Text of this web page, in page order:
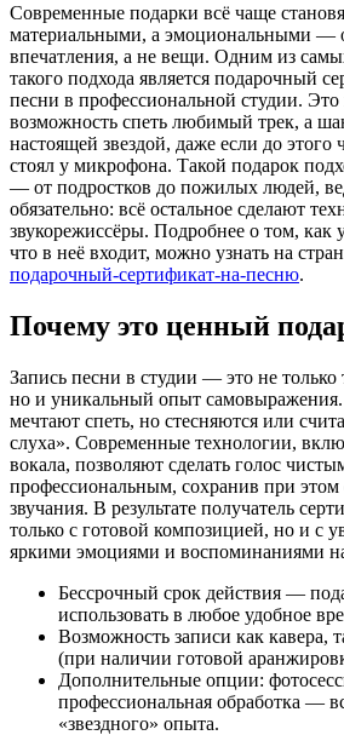
Современные подарки всё чаще
материальными, а эмоциональными —
впечатления, а не вещи. Одним из
такого подхода является подарочный
песни в профессиональной студии. Это
возможность спеть любимый трек, а
настоящей звездой, даже если до этого
стоял у микрофона. Такой подарок
— от подростков до пожилых людей,
обязательно: всё остальное сделают
звукорежиссёры. Подробнее о том, как
что в неё входит, можно узнать на
подарочный-сертификат-на-песню.
Почему это ценный
Запись песни в студии — это не только
но и уникальный опыт
мечтают спеть, но стесняются или
слуха». Современные технологии,
вокала, позволяют сделать голос
профессиональным, сохранив при этом
звучания. В результате получатель
только с готовой композицией, но и с
яркими эмоциями и воспоминаниями
Бессрочный срок действия —
использовать в любое удобное
Возможность записи как кавера,
(при наличии готовой
Дополнительные опции:
профессиональная обработка —
«звездного» опыта.